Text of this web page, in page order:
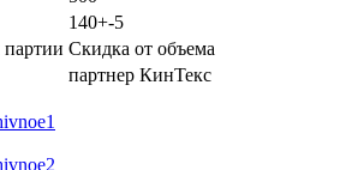
140+-5
Скидка от объема
партнер КинТекс